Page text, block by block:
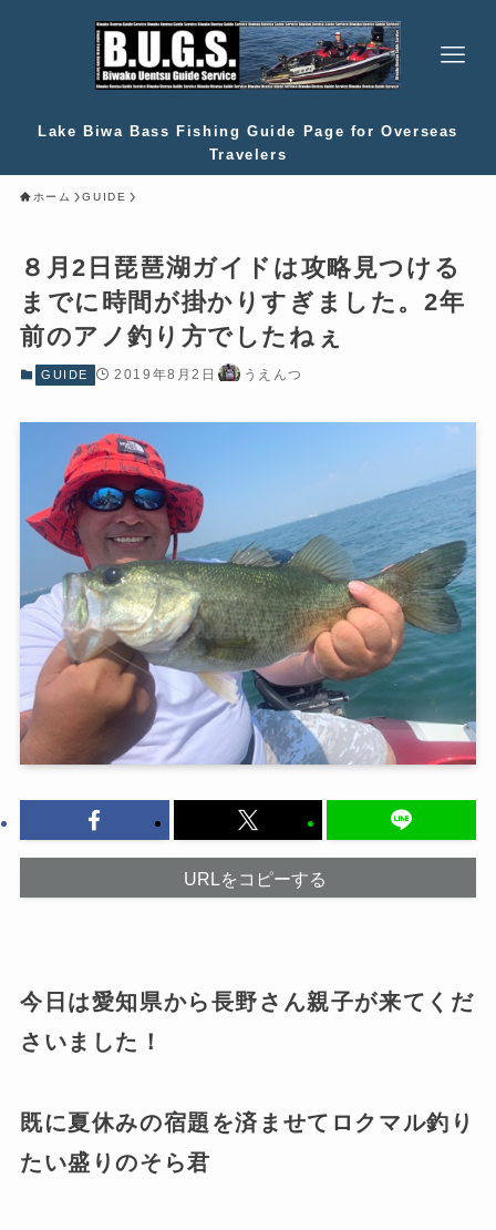
Lake Biwa Bass Fishing Guide Page for Overseas
Travelers
ホーム GUIDE
８月2日琵琶湖ガイドは攻略見つける
までに時間が掛かりすぎました。2年
前のアノ釣り方でしたねぇ
GUIDE 2019年8月2日 うえんつ
URLをコピーする
今日は愛知県から長野さん親子が来てくだ
さいました！
既に夏休みの宿題を済ませてロクマル釣り
たい盛りのそら君